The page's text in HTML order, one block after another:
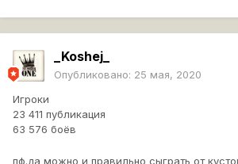
_Koshej_
Опубликовано: 25 мая, 2020
Игроки
23 411 публикация
63 576 боёв
пф.да можно и правильно сыграть от